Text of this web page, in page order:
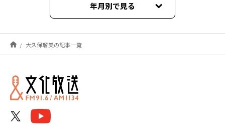
年月別で見る
2026年08月
2026年07月
2026年06月
大久保瑠美の記事一覧